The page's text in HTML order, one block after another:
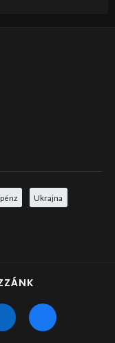
pénz Ukrajna